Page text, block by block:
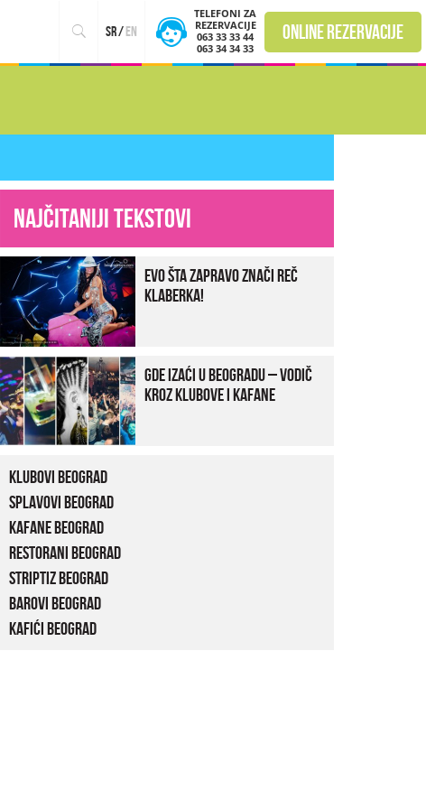
sr/en
TELEFONI ZA
REZERVACIJE
063 33 33 44
063 34 34 33
online rezervacije
Najčitaniji tekstovi
Evo šta zapravo znači reč
klaberka!
Gde izaći u Beogradu – vodič
kroz klubove i kafane
Klubovi Beograd
Splavovi Beograd
Kafane Beograd
Restorani Beograd
Striptiz Beograd
Barovi Beograd
Kafići Beograd